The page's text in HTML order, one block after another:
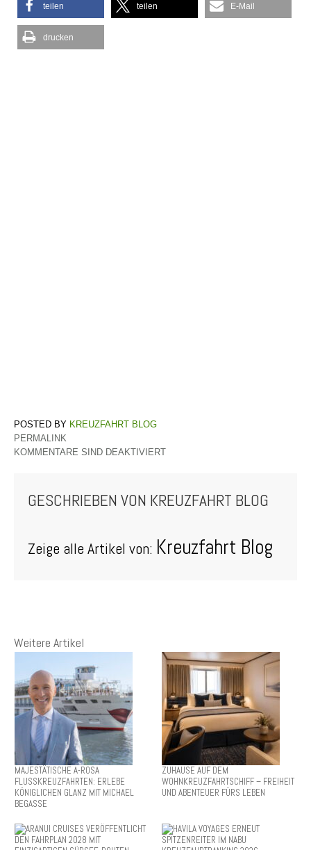
teilen teilen E-Mail
drucken
KREUZFAHRT BLOG
PERMALINK
KOMMENTARE SIND DEAKTIVIERT
GESCHRIEBEN VON KREUZFAHRT BLOG
Zeige alle Artikel von: Kreuzfahrt Blog
Weitere Artikel
MAJESTÄTISCHE A-ROSA
FLUSSKREUZFAHRTEN: ERLEBE
KÖNIGLICHEN GLANZ MIT MICHAEL
BEGASSE
ZUHAUSE AUF DEM
WOHNKREUZFAHRTSCHIFF – FREIHEIT
UND ABENTEUER FÜRS LEBEN